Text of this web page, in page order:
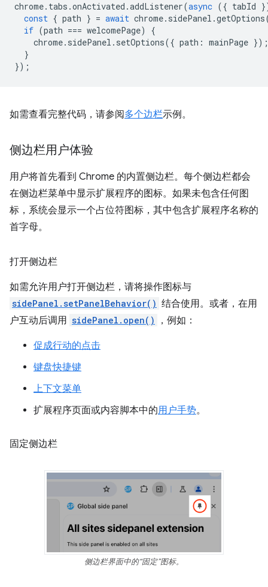
chrome. tabs .onActivated .addListener(async ({ tabId
const { path } = await chrome. sidePanel .getOptions
if (path === welcomePage)
{
chrome. sidePanel . setOptions({ path : mainPage });
}
});
如需查看完整代码，请参阅多个边栏示例。
侧边栏用户体验
用户将首先看到 Chrome 的内置侧边栏。每个侧边栏都会
在侧边栏菜单中显示扩展程序的图标。如果未包含任何图
标，系统会显示一个占位符图标，其中包含扩展程序名称的
首字母。
打开侧边栏
如需允许用户打开侧边栏，请将操作图标与
sidePanel.setPanelBehavior() 结合使用。或者，在用
户互动后调用 sidePanel.open() ，例如：
促成行动的点击
键盘快捷键
上下文菜单
扩展程序页面或内容脚本中的用户手势。
固定侧边栏
侧边栏界面中的“固定”图标。